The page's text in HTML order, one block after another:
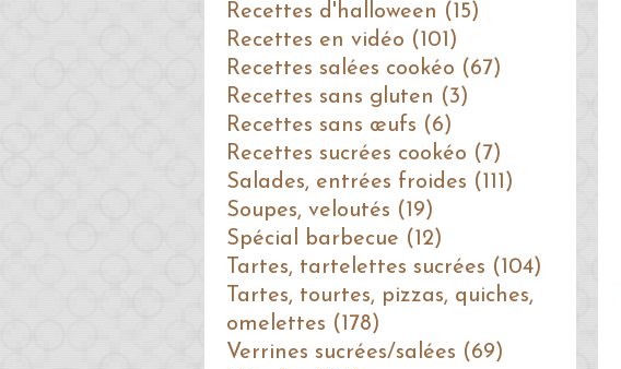
Recettes d'halloween (15)
Recettes en vidéo (101)
Recettes salées cookéo (67)
Recettes sans gluten (3)
Recettes sans œufs (6)
Recettes sucrées cookéo (7)
Salades, entrées froides (111)
Soupes, veloutés (19)
Spécial barbecue (12)
Tartes, tartelettes sucrées (104)
Tartes, tourtes, pizzas, quiches,
omelettes (178)
Verrines sucrées/salées (69)